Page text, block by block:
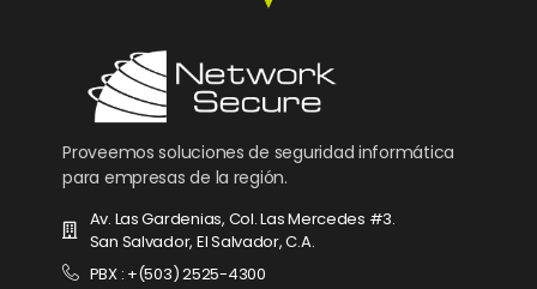
Proveemos soluciones de seguridad informática
para empresas de la región.
Av. Las Gardenias, Col. Las Mercedes #3.
San Salvador, El Salvador, C.A.
PBX : +(503) 2525-4300